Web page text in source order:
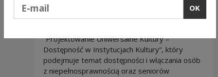
praktyk, wolontariatu i zatrudnienia osób
z niepełnosprawnościami w instytucjach kultury"
“Projektowanie Uniwersalne Kultury –
Dostępność w Instytucjach Kultury”, który
podejmuje temat dostępności i włączania osób
z niepełnosprawnością oraz seniorów
OK